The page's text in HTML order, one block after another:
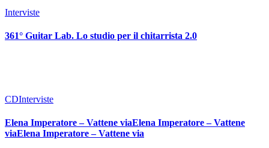
Interviste
361° Guitar Lab. Lo studio per il chitarrista 2.0
CDInterviste
Elena Imperatore – Vattene viaElena Imperatore – Vattene
viaElena Imperatore – Vattene via